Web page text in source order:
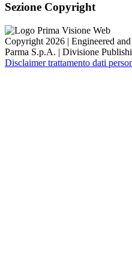
Sezione Copyright
Copyright 2026 | Engineered
Parma S.p.A. | Divisione
Disclaimer trattamento dati